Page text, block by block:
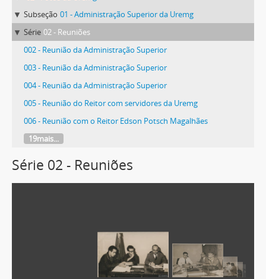
Subseção 01 - Administração Superior da Uremg
Série 02 - Reuniões
002 - Reunião da Administração Superior
003 - Reunião da Administração Superior
004 - Reunião da Administração Superior
005 - Reunião do Reitor com servidores da Uremg
006 - Reunião com o Reitor Edson Potsch Magalhães
19mais...
Série 02 - Reuniões